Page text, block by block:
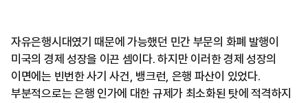
자유은행시대였기 때문에 가능했던 민간 부문의 화폐 발행이
미국의 경제 성장을 이끈 셈이다. 하지만 이러한 경제 성장의
이면에는 빈번한 사기 사건, 뱅크런, 은행 파산이 있었다.
부분적으로는 은행 인가에 대한 규제가 최소화된 탓에 적격하지